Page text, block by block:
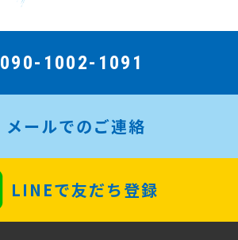
090-1002-1091
メールでのご連絡
LINEで友だち登録